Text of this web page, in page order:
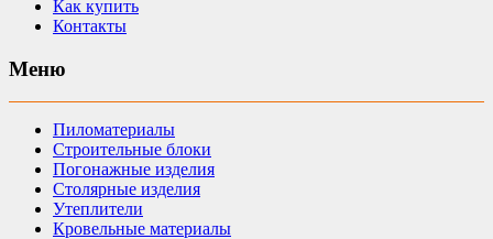
Как купить
Контакты
Меню
Пиломатериалы
Строительные блоки
Погонажные изделия
Столярные изделия
Утеплители
Кровельные материалы